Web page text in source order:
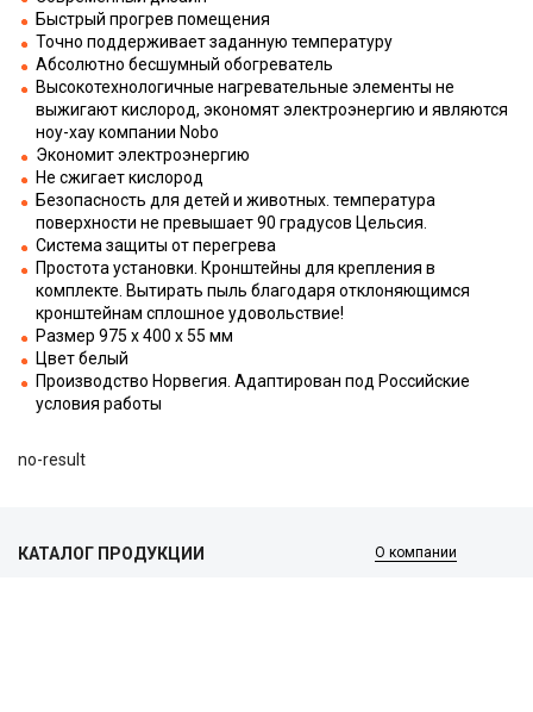
Быстрый прогрев помещения
Точно поддерживает заданную температуру
Абсолютно бесшумный обогреватель
Высокотехнологичные нагревательные элементы не
выжигают кислород, экономят электроэнергию и являются
ноу-хау компании Nobo
Экономит электроэнергию
Не сжигает кислород
Безопасность для детей и животных. температура
поверхности не превышает 90 градусов Цельсия.
Система защиты от перегрева
Простота установки. Кронштейны для крепления в
комплекте. Вытирать пыль благодаря отклоняющимся
кронштейнам сплошное удовольствие!
Размер 975 х 400 х 55 мм
Цвет белый
Производство Норвегия. Адаптирован под Российские
условия работы
no-result
КАТАЛОГ ПРОДУКЦИИ
О компании